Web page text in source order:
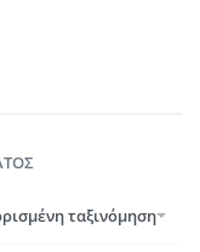
ταξινόμηση